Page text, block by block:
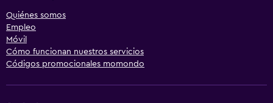
Quiénes somos
Empleo
Móvil
Cómo funcionan nuestros servicios
Códigos promocionales momondo